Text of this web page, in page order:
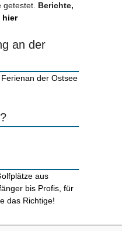
getestet. Berichte,
hier
an der